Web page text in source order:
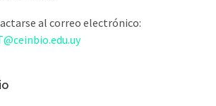
al correo electrónico: